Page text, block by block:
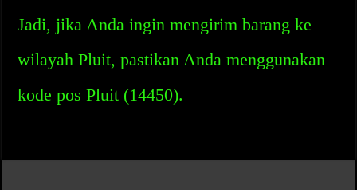
Jadi, jika Anda ingin mengirim barang ke
wilayah Pluit, pastikan Anda menggunakan
kode pos Pluit (14450).